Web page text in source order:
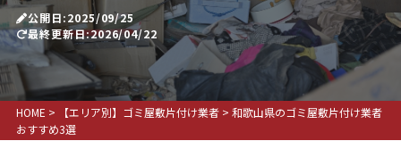
公開日:2025/09/25
最終更新日:2026/04/22
HOME > 【エリア別】ゴミ屋敷片付け業者> 和歌山県のゴミ屋敷片付け業者
おすすめ3選